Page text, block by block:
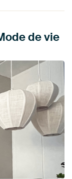
de vie